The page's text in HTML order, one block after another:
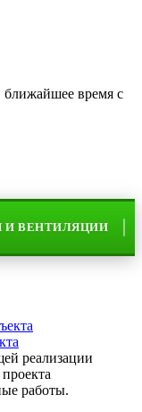
время с
реализации
работы.